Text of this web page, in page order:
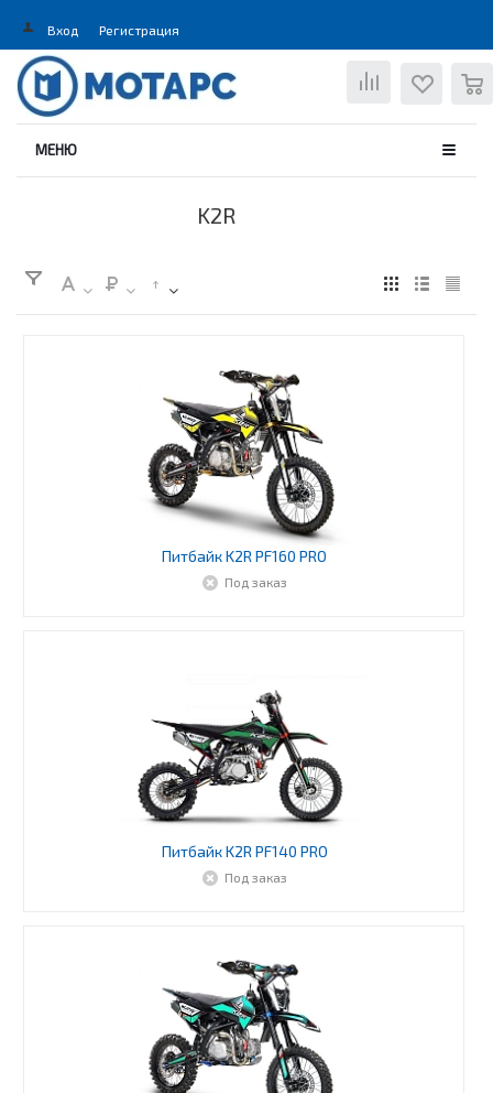
Вход Регистрация
МЕНЮ
K2R
Питбайк K2R PF160 PRO
Под заказ
Питбайк K2R PF140 PRO
Под заказ